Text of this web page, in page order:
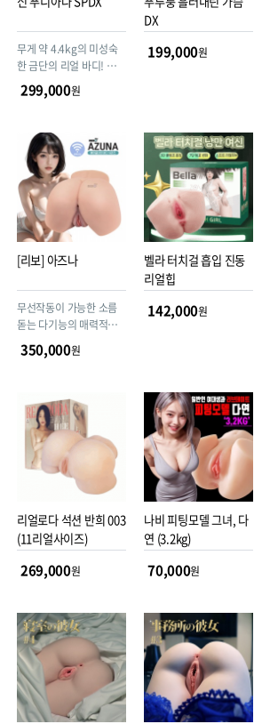
무게 약 4.4kg의 미성숙
한 금단의 리얼 바디! 고탄
력 골격 실리콘을 내장해
만족감 MAX의 압도적인
을 강조한 2중 구조의 최
상급 ‘작은 가슴’(ちっぱ
い) 디자인!
299,000원
DX
199,000원
[리보] 아즈나
무선작동이 가능한 소름
돋는 다기능의 매력적인
아즈나 (조임,진동,자동세
척,리얼디자인)
350,000원
벨라 터치걸 흡입 진동
리얼힙
142,000원
리얼로다 석션 반희 003
(11리얼사이즈)
269,000원
나비 피팅모델 그녀, 다
연 (3.2kg)
70,000원